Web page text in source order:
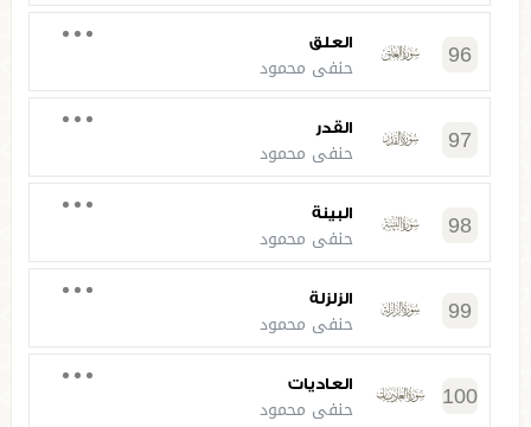
96 العلق
حنفي محمود
97 القدر
حنفي محمود
98 البينة
حنفي محمود
99 الزلزلة
حنفي محمود
100 العاديات
حنفي محمود